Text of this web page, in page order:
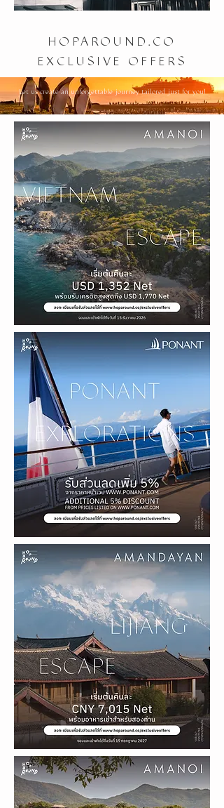
HOPAROUND.CO
EXCLUSIVE OFFERS
Let us create an unforgettable journey tailored just for you!